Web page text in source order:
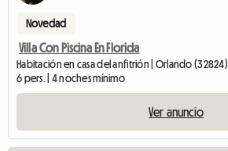
Novedad
Villa Con Piscina En Florida
Habitación en casa del anfitrión | Orlando (32824)
6 pers. | 4 noches mínimo
Ver anuncio